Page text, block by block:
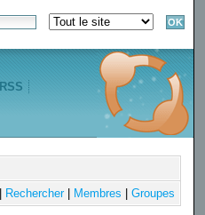
RSS
Rechercher| Membres Groupes